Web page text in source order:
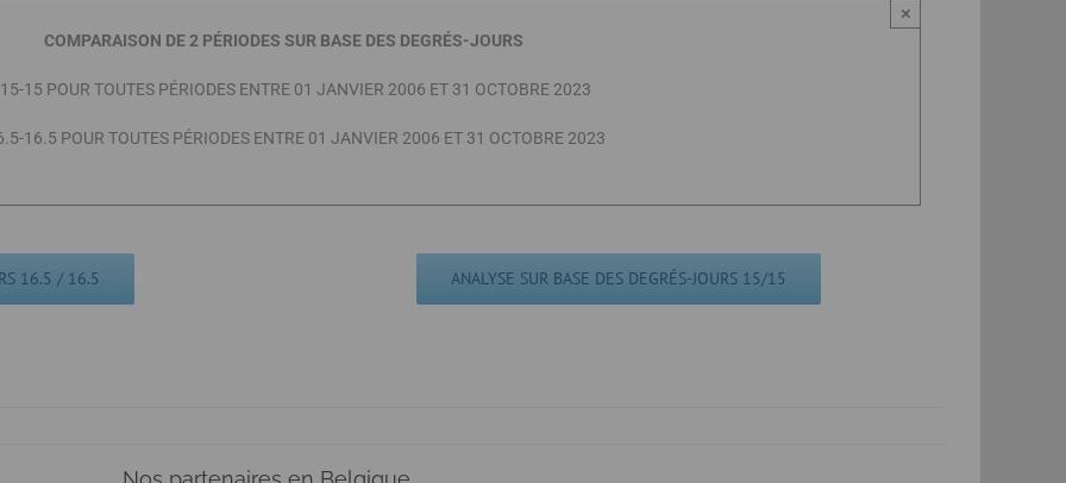
COMPARAISON DE 2 PÉRIODES SUR BASE DES DEGRÉS-JOURS
15 POUR TOUTES PÉRIODES ENTRE 01 JANVIER 2006 ET 31 OCTOBRE 2023
16.5 POUR TOUTES PÉRIODES ENTRE 01 JANVIER 2006 ET 31 OCTOBRE 2023
×
16.5 / 16.5 ANALYSE SUR BASE DES DEGRÉS-JOURS 15/15